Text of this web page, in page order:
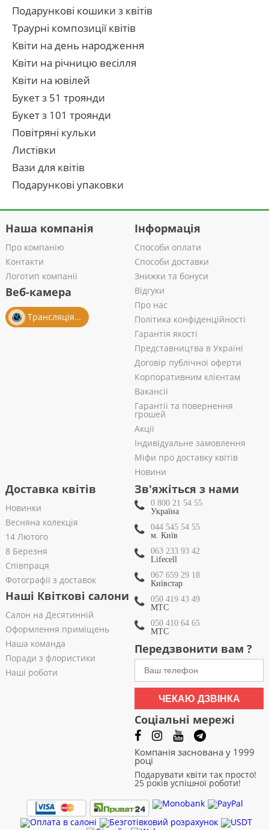
Подарункові кошики з квітів
Траурні композиції квітів
Квіти на день народження
Квіти на річницю весілля
Квіти на ювілей
Букет з 51 троянди
Букет з 101 троянди
Повітряні кульки
Листівки
Вази для квітів
Подарункові упаковки
Наша компанія
Про компанію
Контакти
Логотип компанії
Веб-камера
Трансляція із салону
Інформація
Способи оплати
Способи доставки
Знижки та бонуси
Відгуки
Про нас
Політика конфіденційності
Гарантія якості
Представництва в Україні
Договір публічної оферти
Корпоративним клієнтам
Вакансії
Гарантії та повернення
грошей
Акції
Індивідуальне замовлення
Міфи про доставку квітів
Новини
Доставка квітів
Новинки
Весняна колекція
14 Лютого
8 Березня
Співпраця
Фотографії з доставок
Наші Квіткові салони
Салон на Десятинній
Оформлення приміщень
Наша команда
Поради з флористики
Наші роботи
Зв'яжіться з нами
0 800 21 54 55
Україна
044 545 54 55
м. Київ
063 233 93 42
Lifecell
067 659 29 18
Київстар
050 419 43 49
МТС
050 410 64 65
МТС
Передзвонити вам ?
ЧЕКАЮ ДЗВІНКА
Соціальні мережі
Компанія заснована у 1999
році
Подарувати квіти так просто!
25 років успішної роботи!